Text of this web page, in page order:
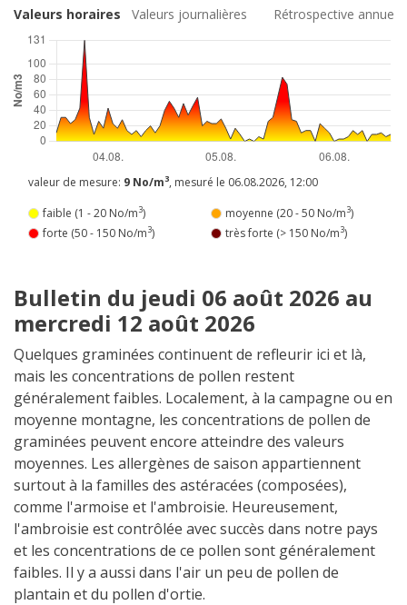
Valeurs horaires Valeurs journalières Rétrospective annuelle
valeur de mesure: 9 No/m3, mesuré le 06.08.2026, 12:00
faible (1 - 20 No/m3) moyenne (20 - 50 No/m3)
forte (50 - 150 No/m3) très forte (> 150 No/m3)
Bulletin du jeudi 06 août 2026 au
mercredi 12 août 2026
Quelques graminées continuent de refleurir ici et là,
mais les concentrations de pollen restent
généralement faibles. Localement, à la campagne ou en
moyenne montagne, les concentrations de pollen de
graminées peuvent encore atteindre des valeurs
moyennes. Les allergènes de saison appartiennent
surtout à la familles des astéracées (composées),
comme l'armoise et l'ambroisie. Heureusement,
l'ambroisie est contrôlée avec succès dans notre pays
et les concentrations de ce pollen sont généralement
faibles. Il y a aussi dans l'air un peu de pollen de
plantain et du pollen d'ortie.